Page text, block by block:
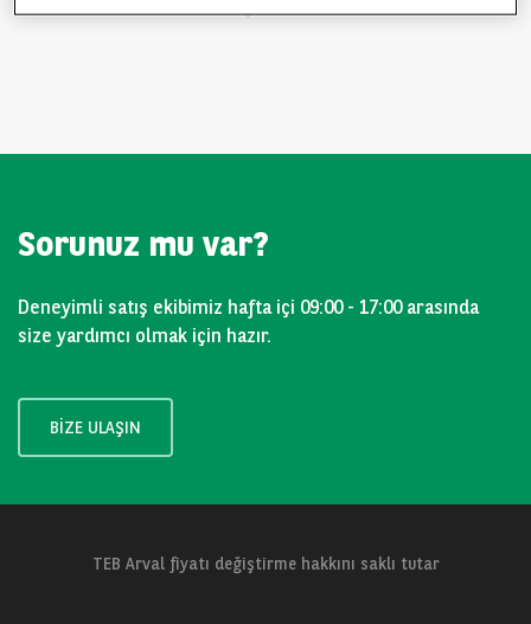
Sorunuz mu var?
Deneyimli satış ekibimiz hafta içi 09:00 - 17:00 arasında
size yardımcı olmak için hazır.
BIZE ULAŞIN
TEB Arval fiyatı değiştirme hakkını saklı tutar